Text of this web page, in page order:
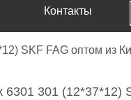
Контакты
SKF FAG оптом из
301 (12*37*12)